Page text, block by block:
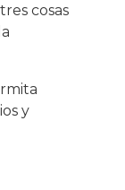
cosas
y